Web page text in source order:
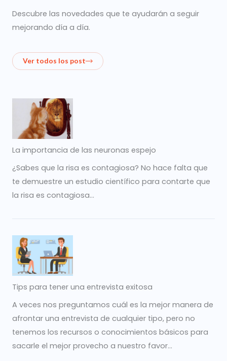
Descubre las novedades que te ayudarán a seguir
mejorando día a día.
Ver todos los post
La importancia de las neuronas espejo
¿Sabes que la risa es contagiosa? No hace falta que
te demuestre un estudio científico para contarte que
la risa es contagiosa…
Tips para tener una entrevista exitosa
A veces nos preguntamos cuál es la mejor manera de
afrontar una entrevista de cualquier tipo, pero no
tenemos los recursos o conocimientos básicos para
sacarle el mejor provecho a nuestro favor...